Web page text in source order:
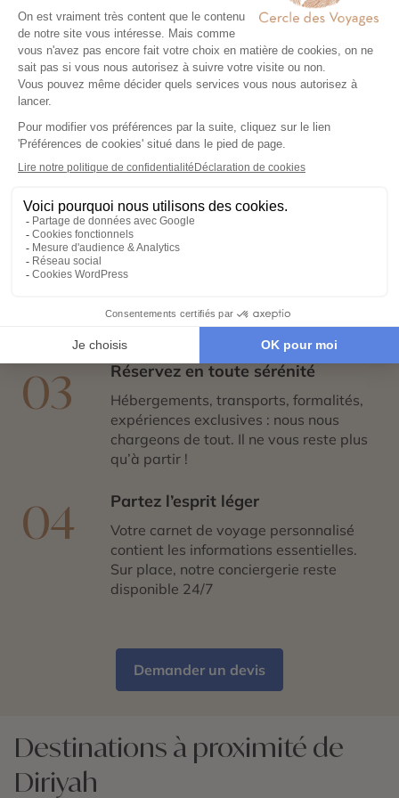
Votre voyage sur mesure en 4
étapes
01 Exprimez vos envies
Remplissez notre formulaire en ligne et
voyage : inspirations, budget, période
idéale…
02
pour créer un voyage à votre image,
adapté à vos envies et à votre rythme.
03 Réservez en toute sérénité
Hébergements, transports, formalités,
expériences exclusives : nous nous
chargeons de tout. Il ne vous reste plus
qu’à partir !
04 Partez l’esprit léger
Votre carnet de voyage personnalisé
contient les informations essentielles.
Sur place, notre conciergerie reste
disponible 24/7
Demander un devis
Destinations à proximité de
Diriyah